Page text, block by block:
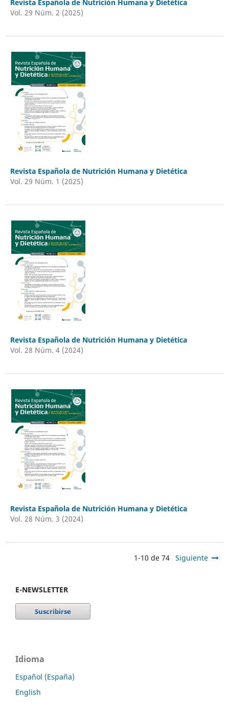
Revista Española de Nutrición Humana y Dietética
Vol. 29 Núm. 2 (2025)
Revista Española de Nutrición Humana y Dietética
Vol. 29 Núm. 1 (2025)
Revista Española de Nutrición Humana y Dietética
Vol. 28 Núm. 4 (2024)
Revista Española de Nutrición Humana y Dietética
Vol. 28 Núm. 3 (2024)
1-10 de 74 Siguiente
E-NEWSLETTER
Idioma
Español (España)
English